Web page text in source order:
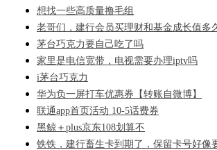
想找一些高质量撸毛组
老哥们，建行会员买理财和基金成长值多
茅台巧克力要自己吃了吗
家里是电信宽带，电视需要办理iptv吗
i茅台巧克力
华为负一屏打车优惠券【转账自微博】
联通app首页活动 10-5话费券
黑鲸＋plus京东108划算不
铁铁，建行畜生卡到期了，保留卡号好像